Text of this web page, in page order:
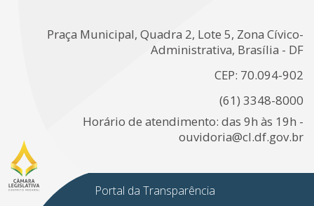
Praça Municipal, Quadra 2, Lote 5, Zona Cívico-
Administrativa, Brasília - DF
CEP: 70.094-902
(61) 3348-8000
Horário de atendimento: das 9h às 19h -
ouvidoria@cl.df.gov.br
Portal da Transparência